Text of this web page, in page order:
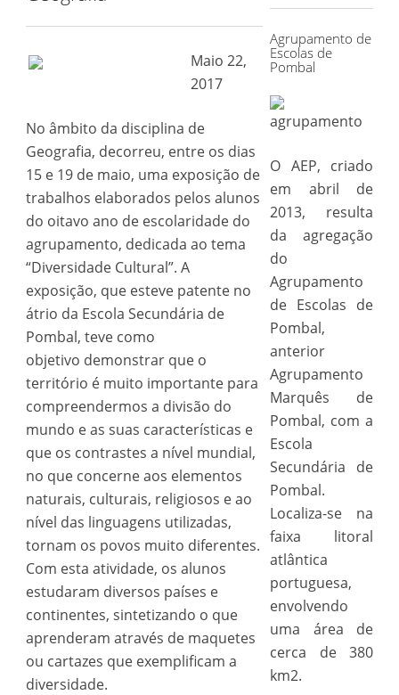
Maio 22,
2017
No âmbito da disciplina de
Geografia, decorreu, entre os dias
15 e 19 de maio, uma exposição de
trabalhos elaborados pelos alunos
do oitavo ano de escolaridade do
agrupamento, dedicada ao tema
“Diversidade Cultural”. A
exposição, que esteve patente no
átrio da Escola Secundária de
Pombal, teve como
objetivo demonstrar que o
território é muito importante para
compreendermos a divisão do
mundo e as suas características e
que os contrastes a nível mundial,
no que concerne aos elementos
naturais, culturais, religiosos e ao
nível das linguagens utilizadas,
tornam os povos muito diferentes.
Com esta atividade, os alunos
estudaram diversos países e
continentes, sintetizando o que
aprenderam através de maquetes
ou cartazes que exemplificam a
diversidade.
Agrupamento de
Escolas de
Pombal
O AEP, criado
em abril de
2013, resulta
da agregação
do
Agrupamento
de Escolas de
Pombal,
anterior
Agrupamento
Marquês de
Pombal, com a
Escola
Secundária de
Pombal.
Localiza-se na
faixa litoral
atlântica
portuguesa,
envolvendo
uma área de
cerca de 380
km2.